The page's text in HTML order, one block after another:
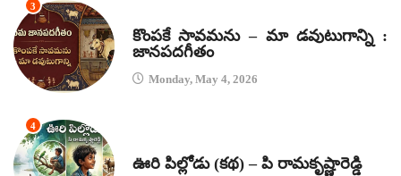
3
కొంపకే సావమను – మా డవుటుగాన్ని :
జానపదగీతం
Monday, May 4, 2026
4
ఊరి పిల్లోడు (కథ) – పి రామకృష్ణారెడ్డి